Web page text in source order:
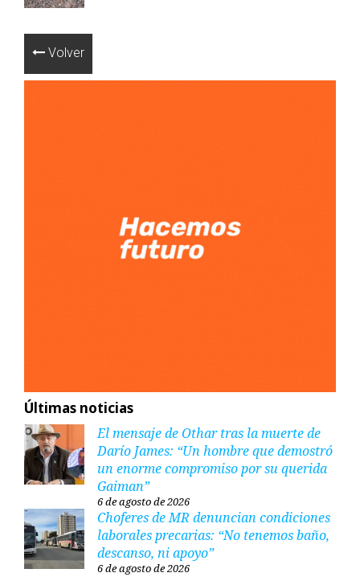
Volver
Últimas noticias
El mensaje de Othar tras la muerte de
Darío James: “Un hombre que demostró
un enorme compromiso por su querida
Gaiman”
6 de agosto de 2026
Choferes de MR denuncian condiciones
laborales precarias: “No tenemos baño,
descanso, ni apoyo”
6 de agosto de 2026